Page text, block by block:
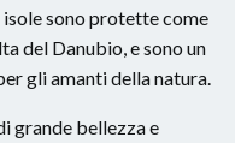
sono protette come
del Danubio, e sono un
gli amanti della natura.
grande bellezza e